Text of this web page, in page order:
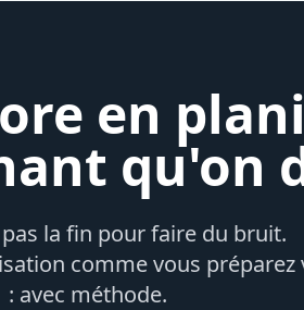
en
qu'on
la fin pour faire du bruit.
comme vous
: avec méthode.